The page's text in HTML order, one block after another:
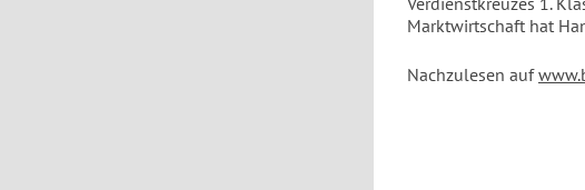
Marktwirtschaft hat
Nachzulesen auf